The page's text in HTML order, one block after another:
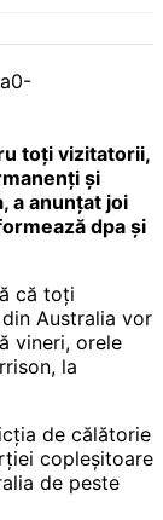
toţi vizitatorii,
şi
a anunţat joi
dpa şi
că toţi
Australia vor
vineri, orele
la
de călătorie
copleşitoare
de peste